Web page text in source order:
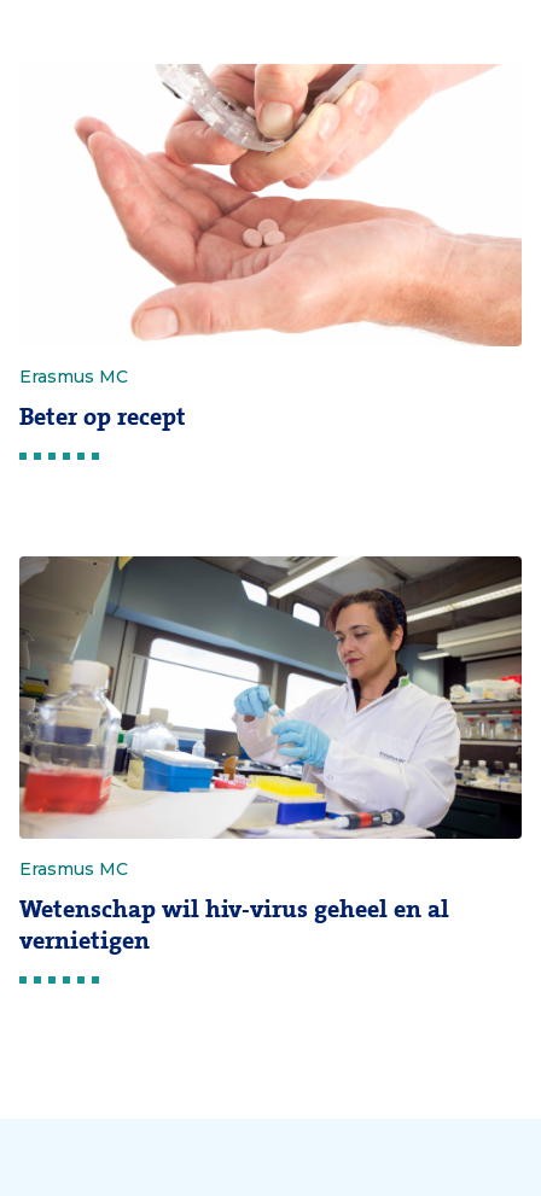
Erasmus MC
Beter op recept
Erasmus MC
Wetenschap wil hiv-virus geheel en al
vernietigen